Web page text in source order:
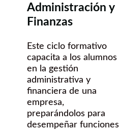
Administración y
Finanzas
Este ciclo formativo
capacita a los alumnos
en la gestión
administrativa y
financiera de una
empresa,
preparándolos para
desempeñar funciones